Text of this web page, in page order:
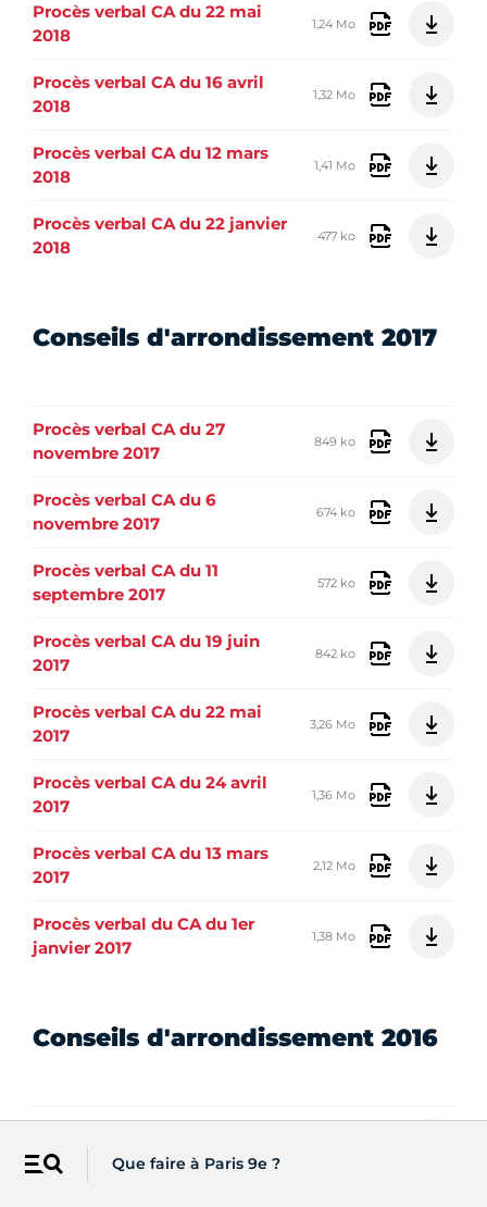
Menu Que faire à Paris 9e ?
Procès verbal CA du 22 mai
2018
1,24 Mo
Procès verbal CA du 16 avril
2018
1,32 Mo
Procès verbal CA du 12 mars
2018
1,41 Mo
Procès verbal CA du 22 janvier
2018
477 ko
Conseils d'arrondissement 2017
Procès verbal CA du 27
novembre 2017
849 ko
Procès verbal CA du 6
novembre 2017
674 ko
Procès verbal CA du 11
septembre 2017
572 ko
Procès verbal CA du 19 juin
2017
842 ko
Procès verbal CA du 22 mai
2017
3,26 Mo
Procès verbal CA du 24 avril
2017
1,36 Mo
Procès verbal CA du 13 mars
2017
2,12 Mo
Procès verbal du CA du 1er
janvier 2017
1,38 Mo
Conseils d'arrondissement 2016
novembre 2016